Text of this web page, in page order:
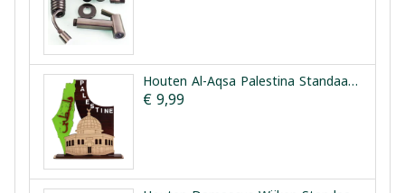
Houten Al-Aqsa Palestina Standaard | Houten Aqsa Palestina
€ 9,99